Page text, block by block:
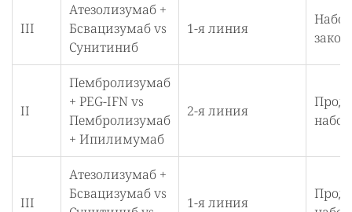
III
Атезолизумаб +
Бсвацизумаб vs
Сунитиниб
1-я линия
Набор
II
Пембролизумаб
+ PEG-IFN vs
Пембролизумаб
+ Ипилимумаб
2-я линия
набор
III
Атезолизумаб +
Бсвацизумаб vs
1-я линия